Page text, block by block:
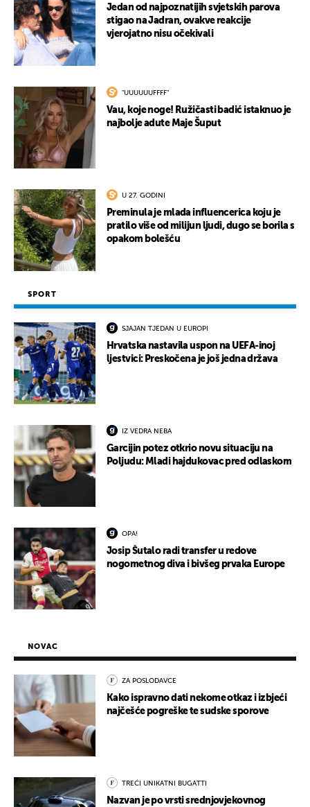
Jedan od najpoznatijih svjetskih parova
stigao na Jadran, ovakve reakcije
vjerojatno nisu očekivali
"UUUUUUFFFF"
Vau, koje noge! Ružičasti badić istaknuo je
najbolje adute Maje Šuput
U 27. GODINI
Preminula je mlada influencerica koju je
pratilo više od milijun ljudi, dugo se borila s
opakom bolešću
SPORT
SJAJAN TJEDAN U EUROPI
Hrvatska nastavila uspon na UEFA-inoj
ljestvici: Preskočena je još jedna država
IZ VEDRA NEBA
Garcijin potez otkrio novu situaciju na
Poljudu: Mladi hajdukovac pred odlaskom
OPA!
Josip Šutalo radi transfer u redove
nogometnog diva i bivšeg prvaka Europe
NOVAC
ZA POSLODAVCE
Kako ispravno dati nekome otkaz i izbjeći
najčešće pogreške te sudske sporove
TREĆI UNIKATNI BUGATTI
Nazvan je po vrsti srednjovjekovnog